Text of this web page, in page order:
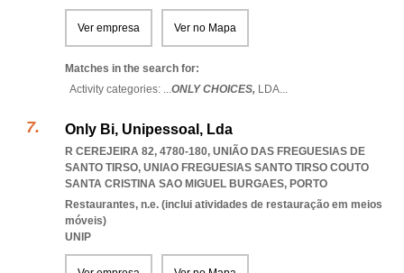
Ver empresa Ver no Mapa
Matches in the search for:
Activity categories: ...ONLY CHOICES, LDA...
Only Bi, Unipessoal, Lda
R CEREJEIRA 82, 4780-180, UNIÃO DAS FREGUESIAS DE
SANTO TIRSO, UNIAO FREGUESIAS SANTO TIRSO COUTO
SANTA CRISTINA SAO MIGUEL BURGAES, PORTO
Restaurantes, n.e. (inclui atividades de restauração em meios
móveis)
UNIP